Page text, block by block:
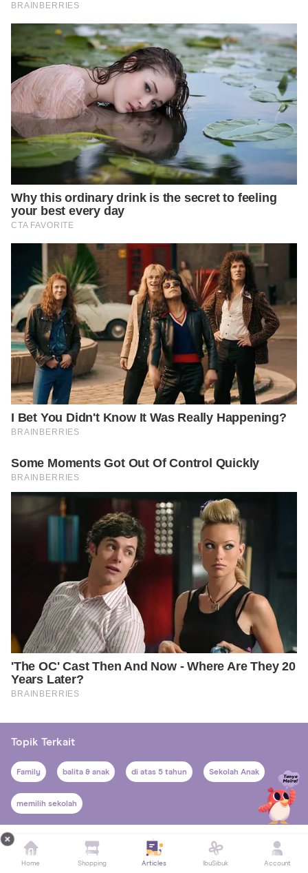
Topik Terkait
Family balita & anak di atas 5 tahun Sekolah Anak
memilih sekolah
Komentar
Home Shopping Articles IbuSibuk Account